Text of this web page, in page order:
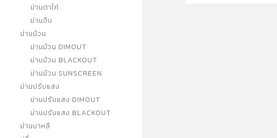
ม่านตาไก่
ม่านจีบ
ม่านม้วน
ม่านม้วน DIMOUT
ม่านม้วน BLACKOUT
ม่านม้วน SUNSCREEN
ม่านปรับแสง
ม่านปรับแสง DIMOUT
ม่านปรับแสง BLACKOUT
ม่านบาหลี